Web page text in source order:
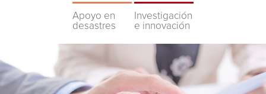
Apoyo en
desastres
Investigación
e innovación